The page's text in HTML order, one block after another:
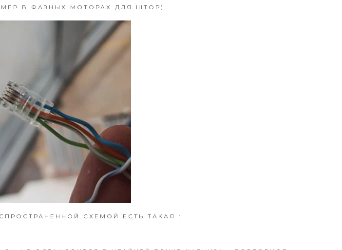
В ФАЗНЫХ МОТОРАХ ДЛЯ ШТОР).
СХЕМОЙ ЕСТЬ ТАКАЯ :